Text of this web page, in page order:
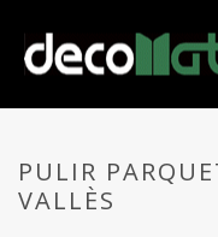
PULIR
VALLÈS